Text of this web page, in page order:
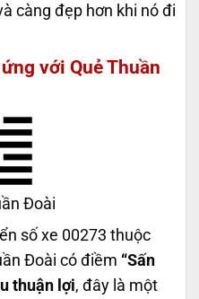
càng đẹp hơn khi nó đi
với Quẻ Thuần
Đoài
số xe 00273 thuộc
Đoài có điềm “Sấn
thuận lợi, đây là một